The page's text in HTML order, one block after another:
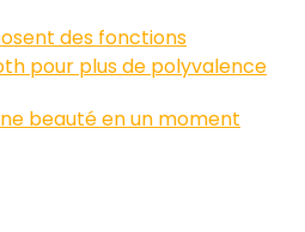
des fonctions
pour plus de polyvalence
beauté en un moment